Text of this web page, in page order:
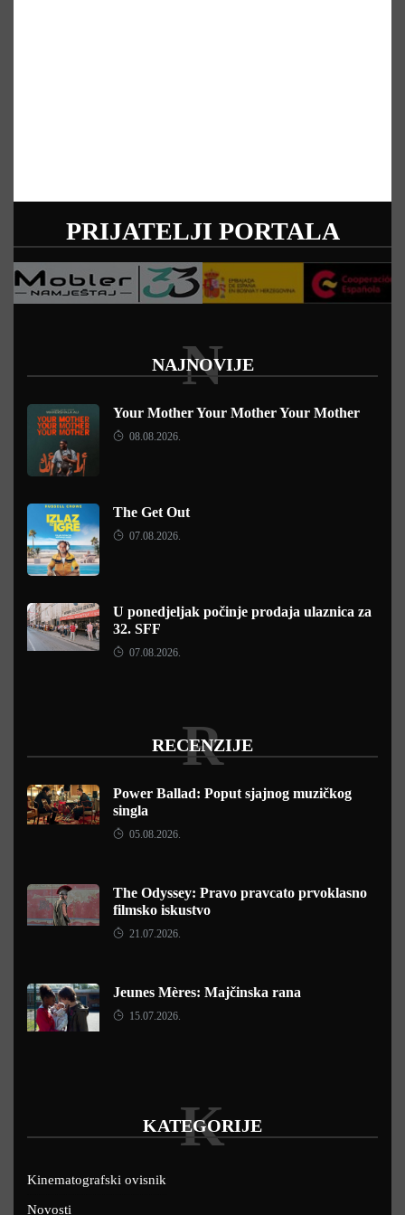
PRIJATELJI PORTALA
NAJNOVIJE
N
Your Mother Your Mother Your Mother
08.08.2026.
The Get Out
07.08.2026.
U ponedjeljak počinje prodaja ulaznica za
32. SFF
07.08.2026.
RECENZIJE
R
Power Ballad: Poput sjajnog muzičkog
singla
05.08.2026.
The Odyssey: Pravo pravcato prvoklasno
filmsko iskustvo
21.07.2026.
Jeunes Mères: Majčinska rana
15.07.2026.
KATEGORIJE
K
Kinematografski ovisnik
Novosti